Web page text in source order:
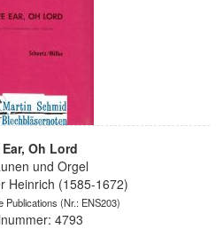
Oh Lord
und Orgel
Heinrich (1585-1672)
Publications (Nr.: ENS203)
4793